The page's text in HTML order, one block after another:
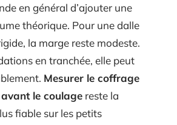
en général d’ajouter une
théorique. Pour une dalle
la marge reste modeste.
en tranchée, elle peut
Mesurer le coffrage
avant le coulage reste la
fiable sur les petits